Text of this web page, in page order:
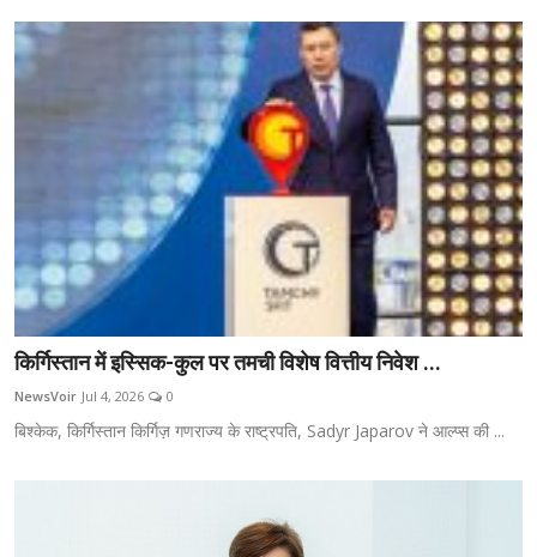
किर्गिस्तान में इस्सिक-कुल पर तमची विशेष वित्तीय निवेश ...
NewsVoir Jul 4, 2026 0
बिश्केक, किर्गिस्तान किर्गिज़ गणराज्य के राष्ट्रपति, Sadyr Japarov ने आल्प्स की ...